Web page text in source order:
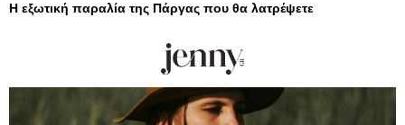
Η εξωτική παραλία της Πάργας που θα λατρέψετε